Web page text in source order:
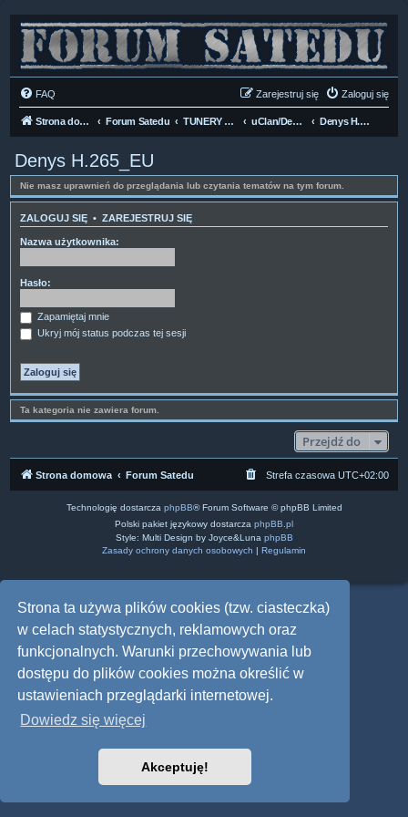
Strona ta używa plików cookies (tzw. ciasteczka)
w celach statystycznych, reklamowych oraz
funkcjonalnych. Warunki przechowywania lub
dostępu do plików cookies można określić w
ustawieniach przeglądarki internetowej.
Dowiedz się więcej
Akceptuję!
FAQ Zaloguj się
Zarejestruj się
Strona domowa Forum Satedu TUNERY SAT HD-LINUX uClan/Denys HD H.265 Denys H.265_EU
Denys H.265_EU
Nie masz uprawnień do przeglądania lub czytania tematów na tym forum.
ZALOGUJ SIĘ • ZAREJESTRUJ SIĘ
Nazwa użytkownika:
Hasło:
Zapamiętaj mnie
Ukryj mój status podczas tej sesji
Ta kategoria nie zawiera forum.
Przejdź do
Strona domowa Forum Satedu Strefa czasowa UTC+02:00
Technologię dostarcza phpBB® Forum Software © phpBB Limited
Polski pakiet językowy dostarcza phpBB.pl
Style: Multi Design by Joyce&Luna phpBB
Zasady ochrony danych osobowych | Regulamin